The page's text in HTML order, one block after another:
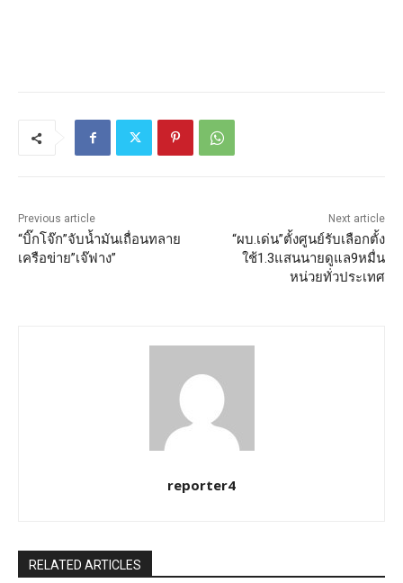
Previous article
“บิ๊กโจ๊ก”จับน้ำมันเถื่อนทลาย
เครือข่าย”เจ๊ฟาง”
Next article
“ผบ.เด่น”ตั้งศูนย์รับเลือกตั้ง
ใช้1.3แสนนายดูแล9หมื่น
หน่วยทั่วประเทศ
reporter4
RELATED ARTICLES